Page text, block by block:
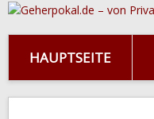
HAUPTSEITE